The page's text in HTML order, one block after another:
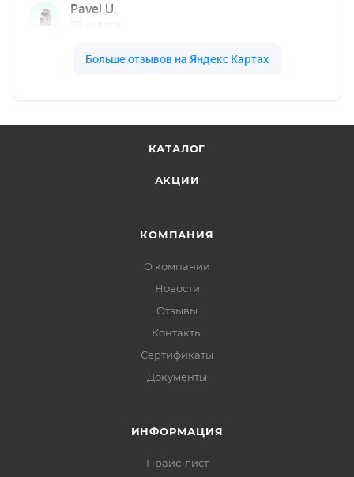
КАТАЛОГ
АКЦИИ
КОМПАНИЯ
О компании
Новости
Отзывы
Контакты
Сертификаты
Документы
ИНФОРМАЦИЯ
Прайс-лист